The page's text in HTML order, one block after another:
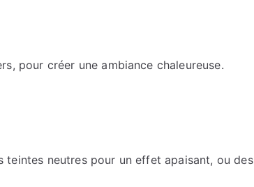
pour créer une ambiance chaleureuse.
teintes neutres pour un effet apaisant, ou des